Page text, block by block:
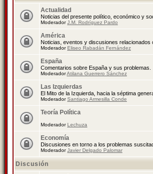
Actualidad
Noticias del presente político, económico y
ModeradorJ.M. Rodríguez Pardo
América
Noticias, eventos y discusiones relacionados
ModeradorEliseo Rabadán Fernández
España
Comentarios sobre España y sus problemas.
ModeradorAtilana Guerrero Sánchez
Las Izquierdas
El Mito de la Izquierda, hacia la séptima
ModeradorSantiago Armesilla Conde
Teoría Política
ModeradorLechuza
Economía
Discusiones en torno a los problemas
ModeradorJavier Delgado Palomar
Discusión